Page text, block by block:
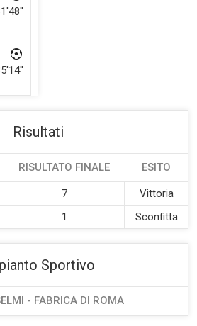
Risultati
RISULTATO FINALE ESITO
7
Vittoria
1 Sconfitta
Sportivo
- FABRICA DI ROMA